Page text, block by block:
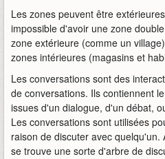
Les zones peuvent être
impossible d'avoir une zone
zone extérieure (comme un
zones intérieures (magasins et
Les conversations sont des
de conversations. Ils contiennent
issues d'un dialogue, d'un débat,
Les conversations sont utilisées
raison de discuter avec
se trouve une sorte d'arbre de